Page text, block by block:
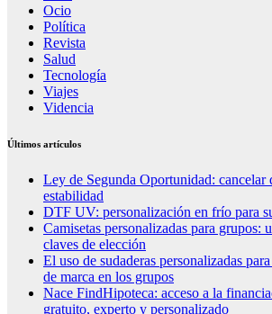
Ocio
Política
Revista
Salud
Tecnología
Viajes
Videncia
Últimos artículos
Ley de Segunda Oportunidad: cancelar
estabilidad
DTF UV: personalización en frío para
Camisetas personalizadas para grupos:
claves de elección
El uso de sudaderas personalizadas
de marca en los grupos
Nace FindHipoteca: acceso a la
gratuito, experto y personalizado